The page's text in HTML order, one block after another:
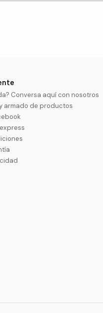
Conversa aquí con nosotros
armado de productos